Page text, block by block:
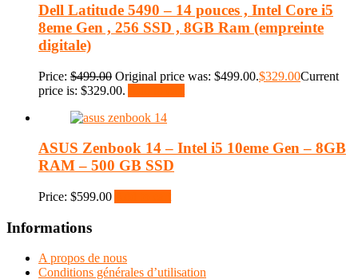
Dell Latitude 5490 – 14 pouces , Intel Core i5
8eme Gen , 256 SSD , 8GB Ram (empreinte
digitale)
Price: $499.00 Original price was: $499.00.$329.00Current
price is: $329.00.
ASUS Zenbook 14 – Intel i5 10eme Gen – 8GB
RAM – 500 GB SSD
Price: $599.00
Informations
A propos de nous
Conditions générales d’utilisation